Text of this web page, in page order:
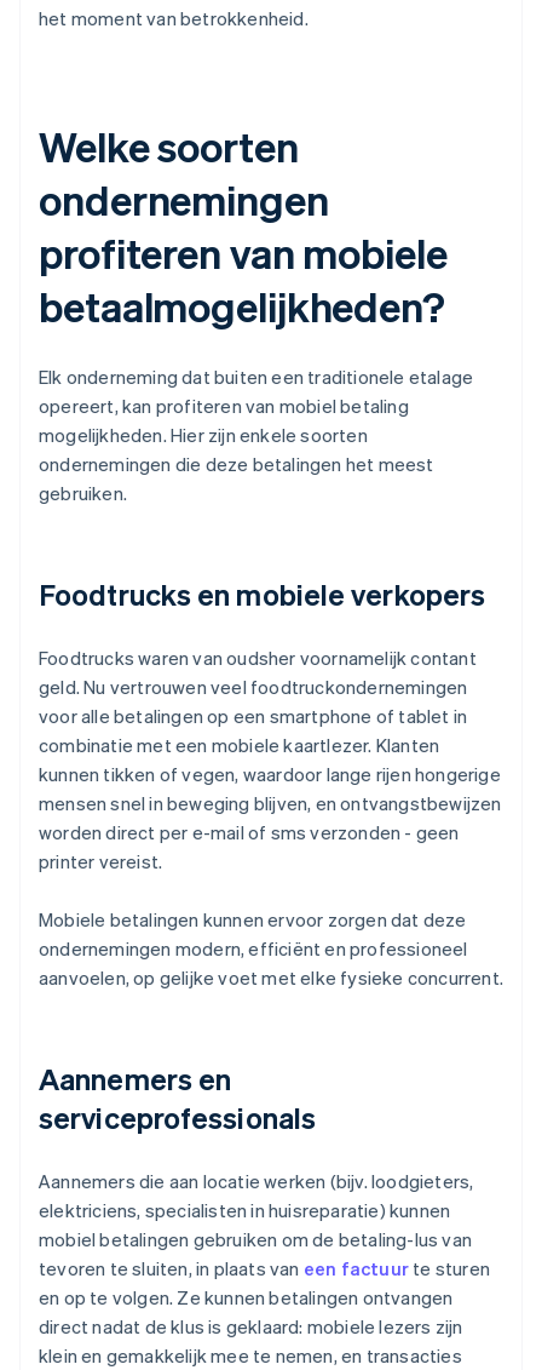
het moment van betrokkenheid.
Welke soorten
ondernemingen
profiteren van mobiele
betaalmogelijkheden?
Elk onderneming dat buiten een traditionele etalage
opereert, kan profiteren van mobiel betaling
mogelijkheden. Hier zijn enkele soorten
ondernemingen die deze betalingen het meest
gebruiken.
Foodtrucks en mobiele verkopers
Foodtrucks waren van oudsher voornamelijk contant
geld. Nu vertrouwen veel foodtruckondernemingen
voor alle betalingen op een smartphone of tablet in
combinatie met een mobiele kaartlezer. Klanten
kunnen tikken of vegen, waardoor lange rijen hongerige
mensen snel in beweging blijven, en ontvangstbewijzen
worden direct per e-mail of sms verzonden - geen
printer vereist.
Mobiele betalingen kunnen ervoor zorgen dat deze
ondernemingen modern, efficiënt en professioneel
aanvoelen, op gelijke voet met elke fysieke concurrent.
Aannemers en
serviceprofessionals
Aannemers die aan locatie werken (bijv. loodgieters,
elektriciens, specialisten in huisreparatie) kunnen
mobiel betalingen gebruiken om de betaling-lus van
tevoren te sluiten, in plaats van een factuur te sturen
en op te volgen. Ze kunnen betalingen ontvangen
direct nadat de klus is geklaard: mobiele lezers zijn
klein en gemakkelijk mee te nemen, en transacties